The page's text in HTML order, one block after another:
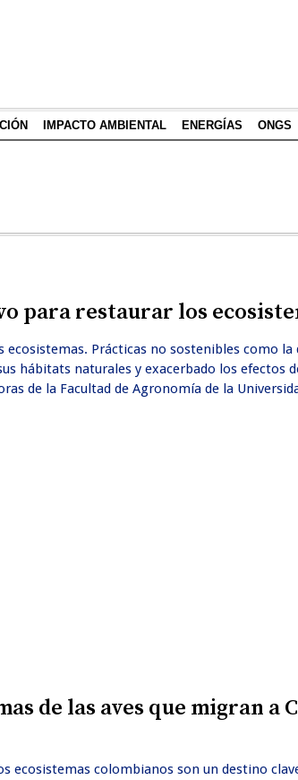
IMPACTO AMBIENTAL ENERGÍAS ONGS
para restaurar los
Prácticas no sostenibles como
hábitats naturales y exacerbado los efectos
de la Facultad de Agronomía de la
de las aves que migran a
ecosistemas colombianos son un destino